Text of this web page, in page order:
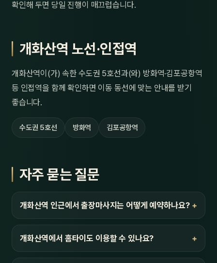
확인해 두면 당일 진행이 매끄럽습니다.
개화산역 노선·인접역
개화산역이(가) 속한 수도권 5호선과(와) 방화역·김포공항역
등 인접역을 함께 확인하면 이동 동선에 맞는 안내를 받기
좋습니다.
수도권 5호선 방화역 김포공항역
자주 묻는 질문
개화산역 인근에서 출장마사지는 어떻게 예약하나요?
개화산역에서 홈타이도 이용할 수 있나요?